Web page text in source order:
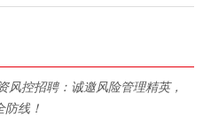
风控招聘：诚邀风险管理精英，
线！